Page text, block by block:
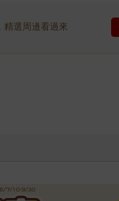
選周邊看過來